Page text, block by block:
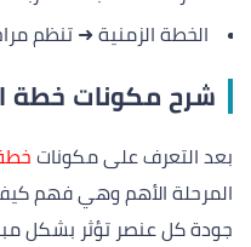
الخطة الزمنية ➜ تنظم
شرح مكونات خطة
بعد التعرف على مكونات
المرحلة الأهم وهي فهم
جودة كل عنصر تؤثر بشكل